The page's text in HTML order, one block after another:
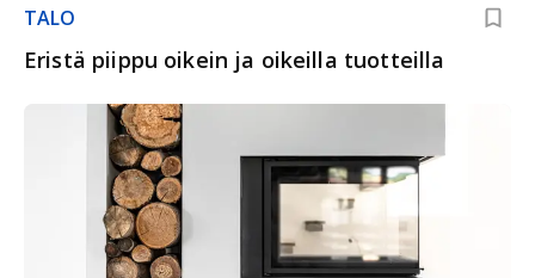
TALO
Eristä piippu oikein ja oikeilla tuotteilla